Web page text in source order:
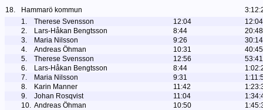
18. Hammarö kommun
1.
Therese Svensson 12:04
12:04
2.
Lars-Håkan Bengtsson 8:44
20:48
3.
Maria Nilsson 9:26
30:14
4.
Andreas Öhman 10:31
40:45
5.
Therese Svensson 12:56
53:41
6.
Lars-Håkan Bengtsson 8:44
7.
Maria Nilsson 9:31
8.
Karin Manner 11:42
9.
Johan Rosqvist 11:04
10. Andreas Öhman 10:50